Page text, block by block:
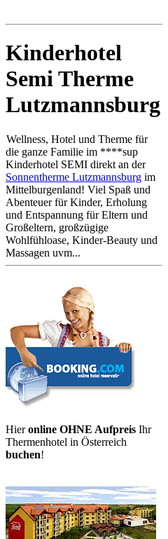
Kinderhotel
Semi Therme
Lutzmannsburg
Wellness, Hotel und Therme für
die ganze Familie im ****sup
Kinderhotel SEMI direkt an der
Sonnentherme Lutzmannsburg im
Mittelburgenland! Viel Spaß und
Abenteuer für Kinder, Erholung
und Entspannung für Eltern und
Großeltern, großzügige
Wohlfühloase, Kinder-Beauty und
Massagen uvm...
Hieronline OHNE Aufpreis Ihr
Thermenhotel in Österreich
buchen!